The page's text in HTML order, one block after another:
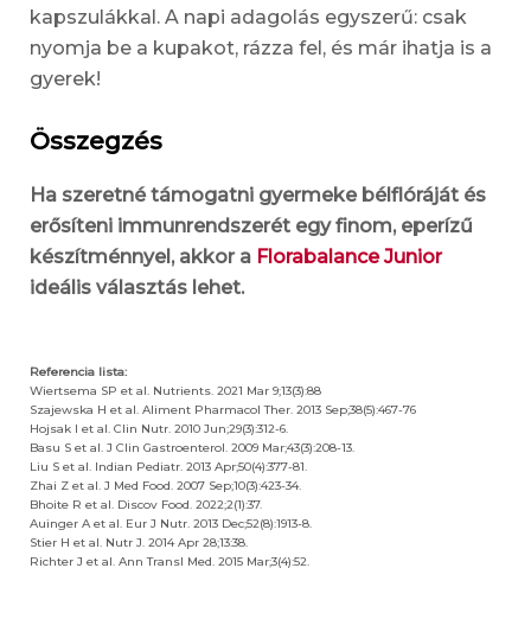
kapszulákkal. A napi adagolás egyszerű: csak
nyomja be a kupakot, rázza fel, és már ihatja is a
gyerek!
Összegzés
Ha szeretné támogatni gyermeke bélflóráját és
erősíteni immunrendszerét egy finom, eperízű
készítménnyel, akkor a Florabalance Junior
ideális választás lehet.
Referencia lista:
Wiertsema SP et al. Nutrients. 2021 Mar 9;13(3):88
Szajewska H et al. Aliment Pharmacol Ther. 2013 Sep;38(5):467-76
Hojsak I et al. Clin Nutr. 2010 Jun;29(3):312-6.
Basu S et al. J Clin Gastroenterol. 2009 Mar;43(3):208-13.
Liu S et al. Indian Pediatr. 2013 Apr;50(4):377-81.
Zhai Z et al. J Med Food. 2007 Sep;10(3):423-34.
Bhoite R et al. Discov Food. 2022;2(1):37.​
Auinger A et al. Eur J Nutr. 2013 Dec;52(8):1913-8.
Stier H et al. Nutr J. 2014 Apr 28;13:38.
Richter J et al. Ann Transl Med. 2015 Mar;3(4):52.